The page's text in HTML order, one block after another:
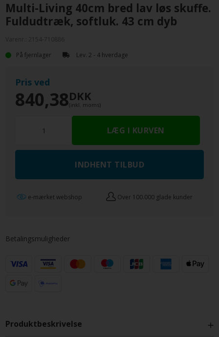
Multi-Living 40cm bred lav løs skuffe.
Fuldudtræk, softluk. 43 cm dyb
På fjernlager
Lev. 2 - 4 hverdage
Pris ved
840,38DKK
(inkl. moms)
INDHENT TILBUD
e-mærket webshop Over 100.000 glade kunder
Betalingsmuligheder
Produktbeskrivelse